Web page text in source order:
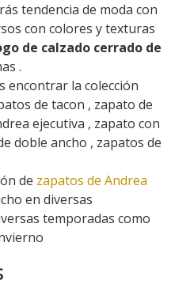
tendencia de moda con
con colores y texturas
de calzado cerrado de
.
encontrar la colección
de tacon , zapato de
ejecutiva , zapato con
doble ancho , zapatos de
de zapatos de Andrea
en diversas
temporadas como